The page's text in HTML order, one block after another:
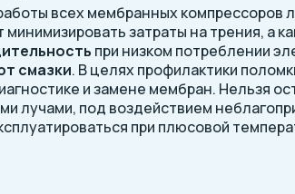
всех мембранных компрессоров
минимизировать затраты на трения, а
при низком потреблении
смазки. В целях профилактики
и замене мембран. Нельзя
лучами, под воздействием
при плюсовой